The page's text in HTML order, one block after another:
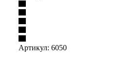
Артикул: 6050